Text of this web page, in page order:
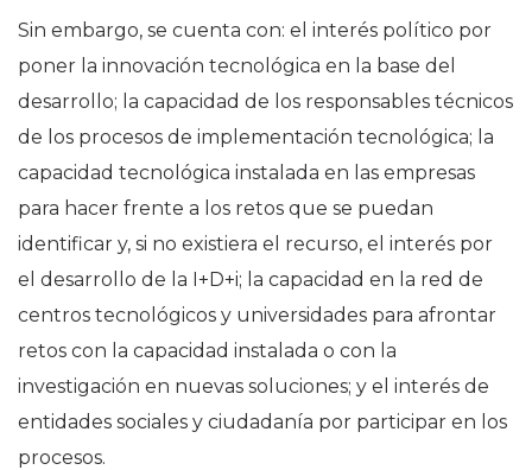
Sin embargo, se cuenta con: el interés político por
poner la innovación tecnológica en la base del
desarrollo; la capacidad de los responsables técnicos
de los procesos de implementación tecnológica; la
capacidad tecnológica instalada en las empresas
para hacer frente a los retos que se puedan
identificar y, si no existiera el recurso, el interés por
el desarrollo de la I+D+i; la capacidad en la red de
centros tecnológicos y universidades para afrontar
retos con la capacidad instalada o con la
investigación en nuevas soluciones; y el interés de
entidades sociales y ciudadanía por participar en los
procesos.